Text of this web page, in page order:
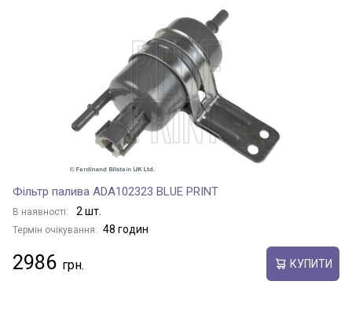
Фільтр палива ADA102323 BLUE PRINT
В наявності: 2 шт.
Термін очікування: 48 годин
2986 КУПИТИ